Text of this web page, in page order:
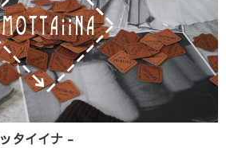
タイイナ -